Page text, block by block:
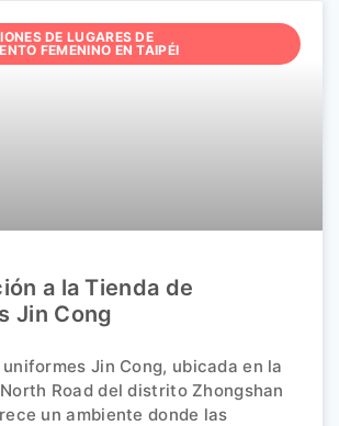
DE LUGARES DE
FEMENINO EN TAIPÉI
a la Tienda de
Jin Cong
Jin Cong, ubicada en la
Road del distrito Zhongshan
un ambiente donde las